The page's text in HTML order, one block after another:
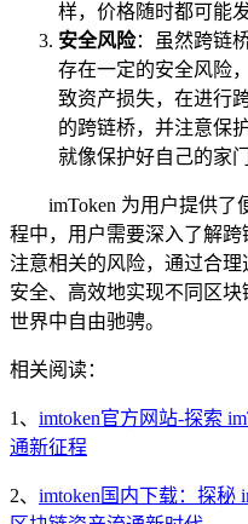
样，价格随时都可能
安全风险：虽然跨链
存在一定的安全风险
致资产损失，在进行
的跨链桥，并注意保
就像保护好自己的家
imToken 为用户提供
程中，用户需要深入了解
注意相关的风险，通过合
安全、高效地实现不同区
世界中自由驰骋。
相关阅读：
1、 imtoken官方网站-探索
通新征程
2、 imtoken国内下载：探秘